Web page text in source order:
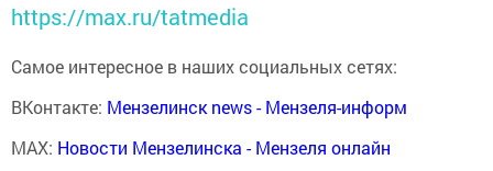
https://max.ru/tatmedia
Самое интересное в наших социальных сетях:
ВКонтакте: Мензелинск news - Мензеля-информ
MAX: Новости Мензелинска - Мензеля онлайн